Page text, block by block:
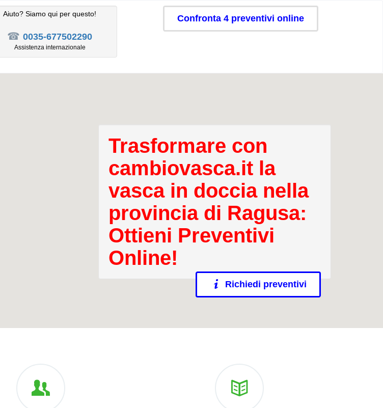
Aiuto? Siamo qui per questo!
☎ 0035-677502290
Assistenza internazionale
Confronta 4 preventivi online
Trasformare con
cambiovasca.it la
vasca in doccia nella
provincia di Ragusa:
Ottieni Preventivi
Online!
Richiedi preventivi